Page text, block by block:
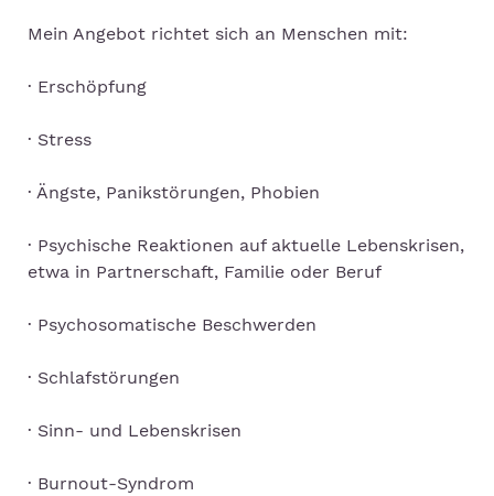
Mein Angebot richtet sich an Menschen mit:
· Erschöpfung
· Stress
· Ängste, Panikstörungen, Phobien
· Psychische Reaktionen auf aktuelle Lebenskrisen,
etwa in Partnerschaft, Familie oder Beruf
· Psychosomatische Beschwerden
· Schlafstörungen
· Sinn- und Lebenskrisen
· Burnout-Syndrom